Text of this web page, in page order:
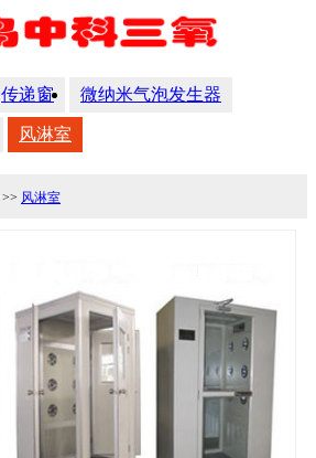
传递窗 微纳米气泡发生器
风淋室
>> 风淋室